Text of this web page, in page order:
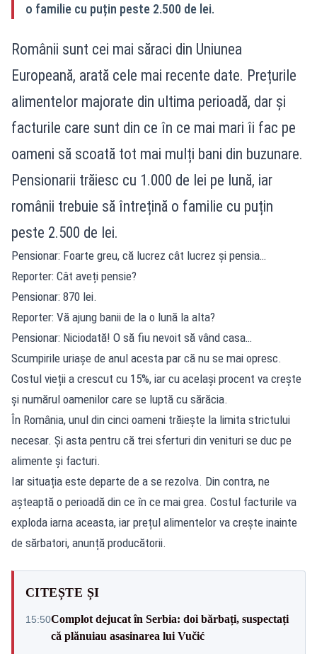
o familie cu puțin peste 2.500 de lei.
Românii sunt cei mai săraci din Uniunea
Europeană, arată cele mai recente date. Prețurile
alimentelor majorate din ultima perioadă, dar și
facturile care sunt din ce în ce mai mari îi fac pe
oameni să scoată tot mai mulți bani din buzunare.
Pensionarii trăiesc cu 1.000 de lei pe lună, iar
românii trebuie să întrețină o familie cu puțin
peste 2.500 de lei.
Pensionar: Foarte greu, că lucrez cât lucrez și pensia…
Reporter: Cât aveți pensie?
Pensionar: 870 lei.
Reporter: Vă ajung banii de la o lună la alta?
Pensionar: Niciodată! O să fiu nevoit să vând casa…
Scumpirile uriașe de anul acesta par că nu se mai opresc.
Costul vieții a crescut cu 15%, iar cu același procent va crește
și numărul oamenilor care se luptă cu sărăcia.
În România, unul din cinci oameni trăiește la limita strictului
necesar. Și asta pentru că trei sferturi din venituri se duc pe
alimente și facturi.
Iar situația este departe de a se rezolva. Din contra, ne
așteaptă o perioadă din ce în ce mai grea. Costul facturile va
exploda iarna aceasta, iar prețul alimentelor va crește inainte
de sărbatori, anunță producătorii.
CITEȘTE ȘI
15:50Complot dejucat în Serbia: doi bărbați, suspectați
că plănuiau asasinarea lui Vučić